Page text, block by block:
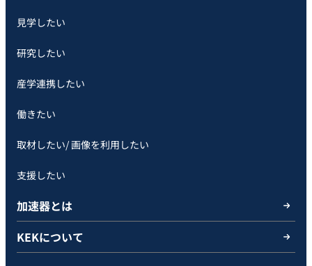
見学したい
研究したい
産学連携したい
働きたい
取材したい/ 画像を利用したい
支援したい
加速器とは
KEKについて